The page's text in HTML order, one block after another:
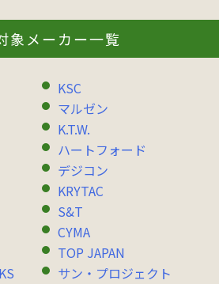
象メーカー一覧
KSC
マルゼン
K.T.W.
ハートフォード
デジコン
KRYTAC
S&T
CYMA
TOP JAPAN
サン・プロジェクト